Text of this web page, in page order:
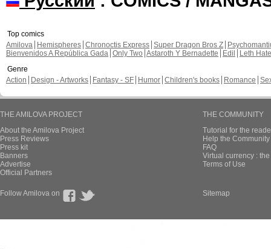
Top comics
Amilova
Hemispheres Chronoctis Express Super Dragon Bros Z
Bienvenidos A República Gada Only Two Astaroth Y Bernadette Edil
Leth Hate
Genre
Action
Design - Artworks Fantasy - SF Humor Children's books Romance
THE AMILOVA PROJECT
About the Amilova Project
Press Reviews
Press kit
Banners
Advertise
Official Partners
THE COMMUNITY
Tutorial for the
Help the
FAQ
Virtual currency :
Terms of Use
Follow Amilova on Sitemap